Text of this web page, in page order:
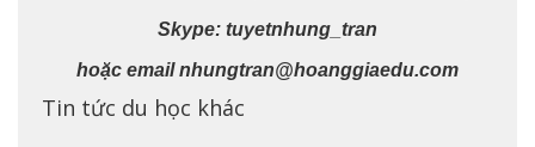
Skype: tuyetnhung_tran
hoặc email nhungtran@hoanggiaedu.com
Tin tức du học khác